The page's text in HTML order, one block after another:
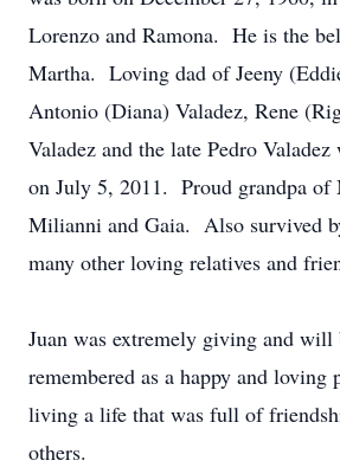
Lorenzo and Ramona. He is the
Martha. Loving dad of Jeeny
Antonio (Diana) Valadez, Rene
Valadez and the late Pedro Valadez
on July 5, 2011. Proud grandpa of
Milianni and Gaia. Also survived
many other loving relatives and
Juan was extremely giving and will
remembered as a happy and loving
living a life that was full of
others.